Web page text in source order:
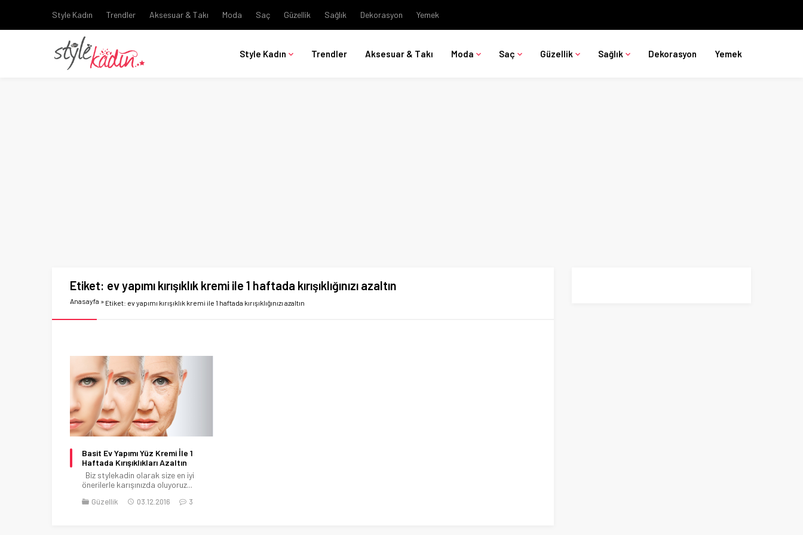
Style Kadın Trendler Aksesuar & Takı Moda Saç Güzellik Sağlık Dekorasyon Yemek
Style Kadın Trendler Aksesuar & Takı Moda Saç Güzellik Sağlık Dekorasyon Yemek
Etiket: ev yapımı kırışıklık kremi ile 1 haftada kırışıklığınızı azaltın
Anasayfa » Etiket: ev yapımı kırışıklık kremi ile 1 haftada kırışıklığınızı azaltın
Basit Ev Yapımı Yüz Kremi İle 1
Haftada Kırışıklıkları Azaltın
Biz stylekadin olarak size en iyi
önerilerle karışınızda oluyoruz...
Güzellik 03.12.2016 3